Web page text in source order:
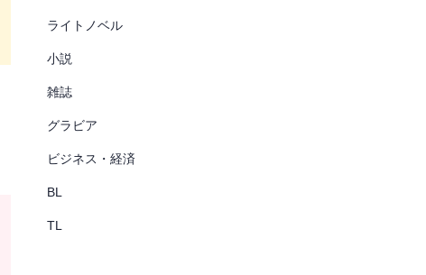
ライトノベル
小説
雑誌
グラビア
ビジネス・経済
BL
TL